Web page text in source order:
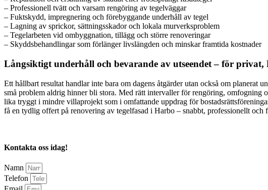
– Professionell tvätt och varsam rengöring av tegelväggar
– Fuktskydd, impregnering och förebyggande underhåll av tegel
– Lagning av sprickor, sättningsskador och lokala murverksproblem
– Tegelarbeten vid ombyggnation, tillägg och större renoveringar
– Skyddsbehandlingar som förlänger livslängden och minskar framtida kostnader
Långsiktigt underhåll och bevarande av utseendet – för privat,
Ett hållbart resultat handlar inte bara om dagens åtgärder utan också om
små problem aldrig hinner bli stora. Med rätt intervaller för rengöring, omfogning
lika tryggt i mindre villaprojekt som i omfattande uppdrag för
få en tydlig offert på renovering av tegelfasad i Harbo – snabbt, professionellt och
Kontakta oss idag!
Namn
Telefon